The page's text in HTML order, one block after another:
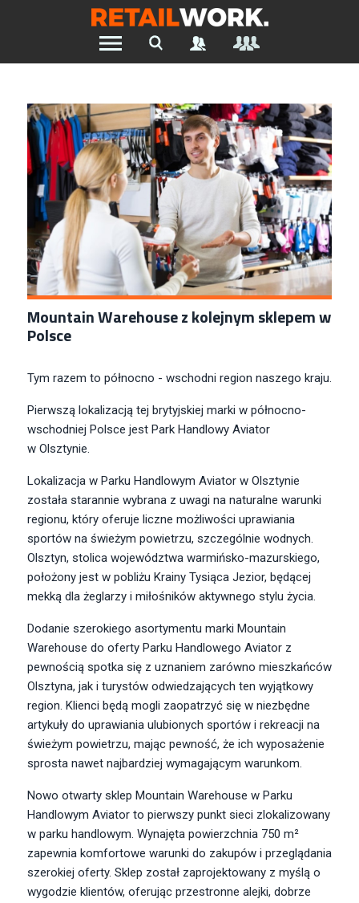
Ecommerce
Szukaj oferty pracy:
Chcesz być na bieżąco z najnowszymi ofertami w branży.
Załóż konto
Mountain Warehouse z kolejnym sklepem w
Polsce
Tym razem to północno - wschodni region naszego kraju.
Pierwszą lokalizacją tej brytyjskiej marki w północno-
wschodniej Polsce jest Park Handlowy Aviator
w Olsztynie.
Lokalizacja w Parku Handlowym Aviator w Olsztynie
została starannie wybrana z uwagi na naturalne warunki
regionu, który oferuje liczne możliwości uprawiania
sportów na świeżym powietrzu, szczególnie wodnych.
Olsztyn, stolica województwa warmińsko-mazurskiego,
położony jest w pobliżu Krainy Tysiąca Jezior, będącej
mekką dla żeglarzy i miłośników aktywnego stylu życia.
Dodanie szerokiego asortymentu marki Mountain
Warehouse do oferty Parku Handlowego Aviator z
pewnością spotka się z uznaniem zarówno mieszkańców
Olsztyna, jak i turystów odwiedzających ten wyjątkowy
region. Klienci będą mogli zaopatrzyć się w niezbędne
artykuły do uprawiania ulubionych sportów i rekreacji na
świeżym powietrzu, mając pewność, że ich wyposażenie
sprosta nawet najbardziej wymagającym warunkom.
Nowo otwarty sklep Mountain Warehouse w Parku
Handlowym Aviator to pierwszy punkt sieci zlokalizowany
w parku handlowym. Wynajęta powierzchnia 750 m²
zapewnia komfortowe warunki do zakupów i przeglądania
szerokiej oferty. Sklep został zaprojektowany z myślą o
wygodzie klientów, oferując przestronne alejki, dobrze